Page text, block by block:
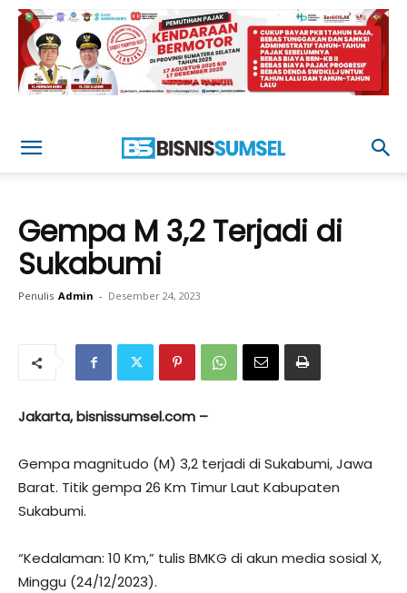
Gempa M 3,2 Terjadi di
Sukabumi
Penulis Admin - Desember 24, 2023
Jakarta, bisnissumsel.com –
Gempa magnitudo (M) 3,2 terjadi di Sukabumi, Jawa
Barat. Titik gempa 26 Km Timur Laut Kabupaten
Sukabumi.
“Kedalaman: 10 Km,” tulis BMKG di akun media sosial X,
Minggu (24/12/2023).